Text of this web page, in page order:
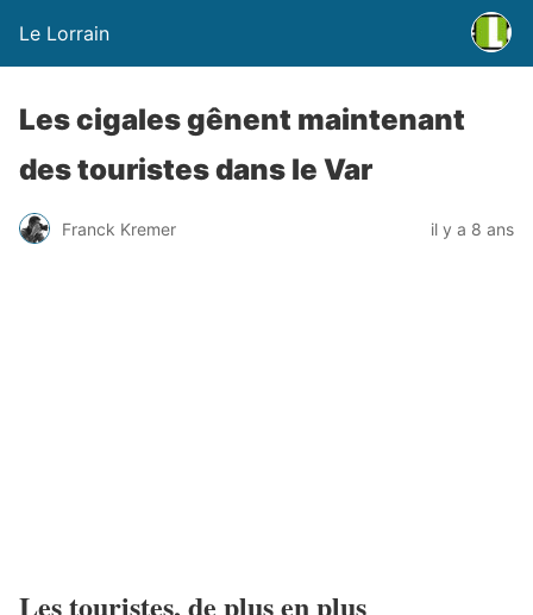
Le Lorrain
Les cigales gênent maintenant
des touristes dans le Var
Franck Kremer il y a 8 ans
Les touristes, de plus en plus